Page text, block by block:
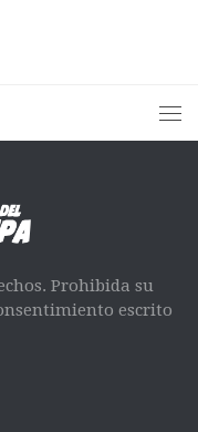
Prohibida su
escrito